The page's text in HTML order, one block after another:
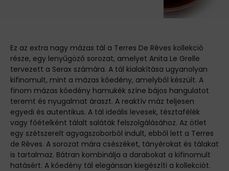
Ez az extra nagy mázas tál a Terres De Rêves kollekció
része, egy lenyűgöző sorozat, amelyet Anita Le Grelle
tervezett a Serax számára. A tál kialakítása ugyanolyan
kifinomult, mint a mázas kőedény, amelyből készült. A
finom mázas kőedény hamukék színe bájos hangulatot
teremt és nyugalmat áraszt. A reaktív máz teljesen
egyedi és autentikus. A tál ideális levesek, tésztafélék
vagy főételként tálalt saláták felszolgálásához. Az ötlet
egy szétszerelt agyagszoborból indult, ebből lett a Terres
de Rêves. A sorozat mára csészéket, tányérokat és tálakat
is tartalmaz. Bátran kombinálja a darabokat a kifinomult
hatásért. A kőedény tál elegánsan kiegészíti a kollekciót.